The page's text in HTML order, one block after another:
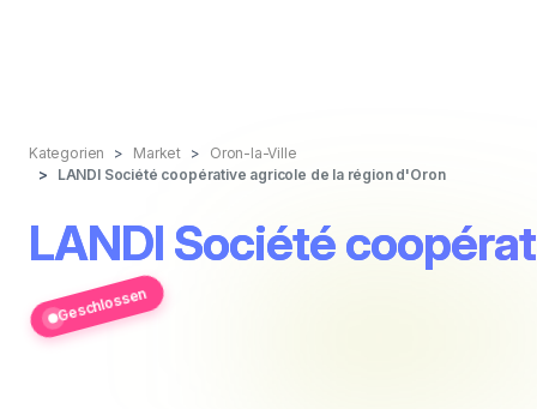
Kategorien Market
Oron-la-Ville
LANDI Société coopérative agricole de la région d'Oron
LANDI Société
Geschlossen